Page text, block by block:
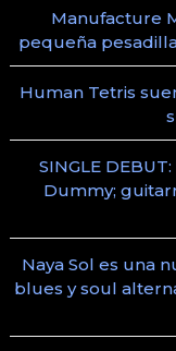
Manufacture
pequeña
Human Tetris
SINGLE
Dummy;
Naya Sol es una
blues y soul